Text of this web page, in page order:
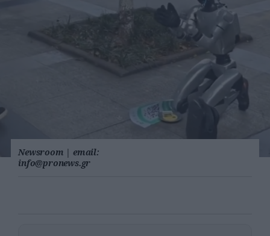
Newsroom | email:
info@pronews.gr